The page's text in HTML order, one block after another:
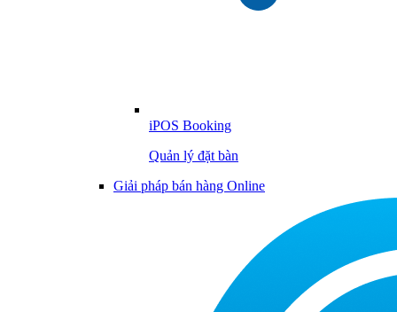
iPOS Booking
Quản lý đặt bàn
Giải pháp bán hàng Online